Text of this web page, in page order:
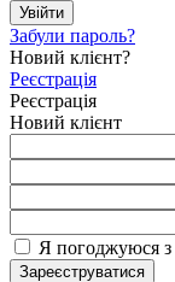
Увійти
Забули пароль?
Новий клієнт?
Реєстрація
Реєстрація
Новий клієнт
Я погоджуюся з
Зареєструватися